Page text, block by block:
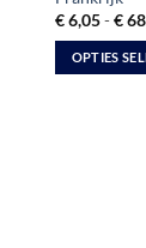
€6,05 - €
OPTIES